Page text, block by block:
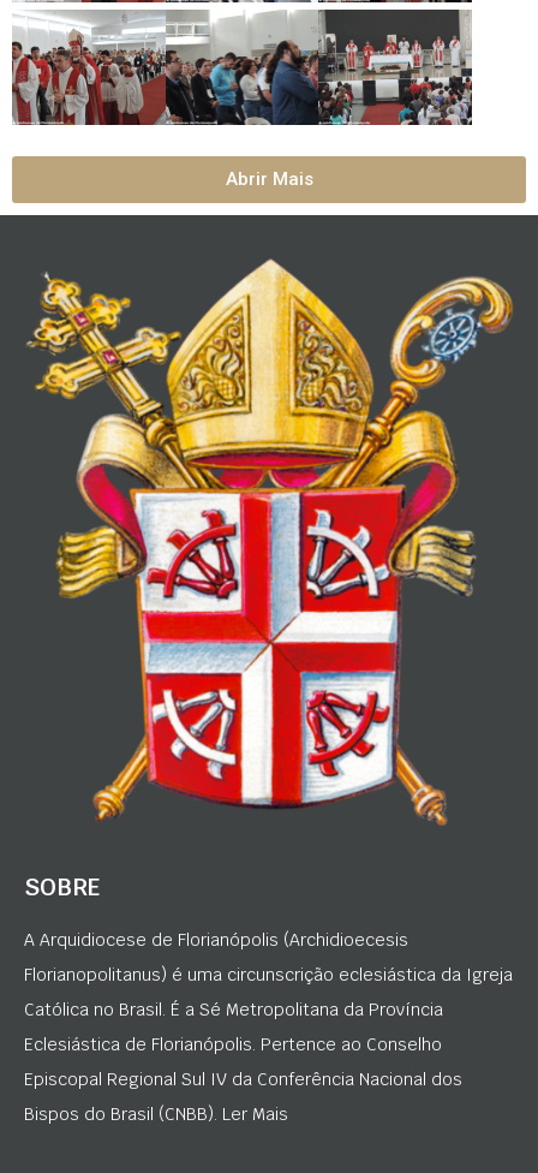
Abrir Mais
SOBRE
A Arquidiocese de Florianópolis (Archidioecesis
Florianopolitanus) é uma circunscrição eclesiástica da Igreja
Católica no Brasil. É a Sé Metropolitana da Província
Eclesiástica de Florianópolis. Pertence ao Conselho
Episcopal Regional Sul IV da Conferência Nacional dos
Bispos do Brasil (CNBB). Ler Mais